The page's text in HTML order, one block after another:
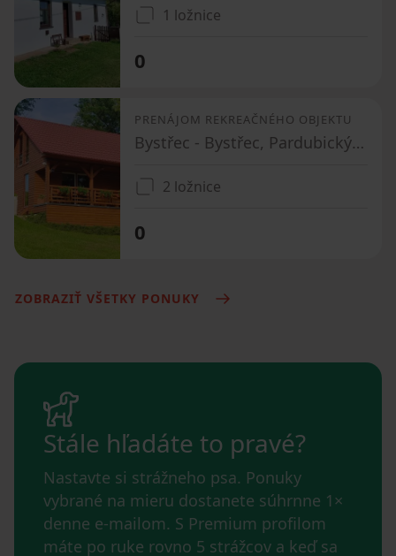
1 ložnice
0
PRENÁJOM REKREAČNÉHO OBJEKTU
Bystřec - Bystřec, Pardubický kraj
2 ložnice
0
ZOBRAZIŤ VŠETKY PONUKY
Stále hľadáte to pravé?
Nastavte si strážneho psa. Ponuky
vybrané na mieru dostanete súhrnne 1×
denne e-mailom. S Premium profilom
máte po ruke rovno 5 strážcov a keď sa